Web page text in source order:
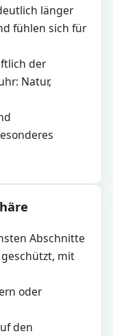
länger
fühlen sich für
der
Natur,
Abschnitte
mit
oder
den